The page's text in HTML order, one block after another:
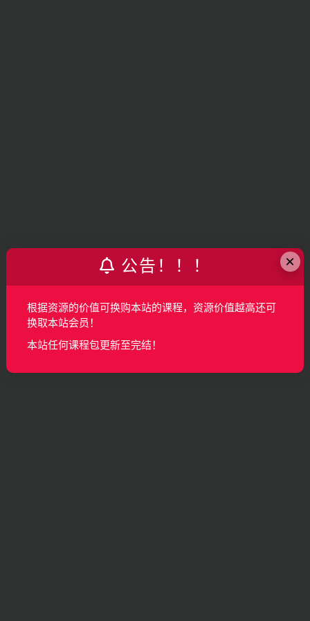
×
公告！！！
根据资源的价值可换购本站的课程，资源价值越高还可
换取本站会员！
本站任何课程包更新至完结！